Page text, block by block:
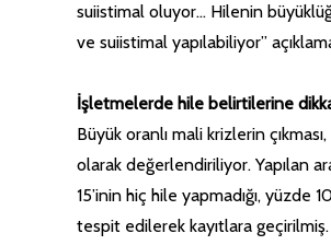
suiistimal oluyor… Hilenin
ve suiistimal yapılabiliyor”
İşletmelerde hile belirtilerine
Büyük oranlı mali krizlerin
olarak değerlendiriliyor. Yapılan
15’inin hiç hile yapmadığı, yüzde
tespit edilerek kayıtlara geçirilmiş.